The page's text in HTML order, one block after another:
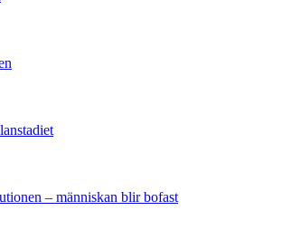
– människan blir bofast